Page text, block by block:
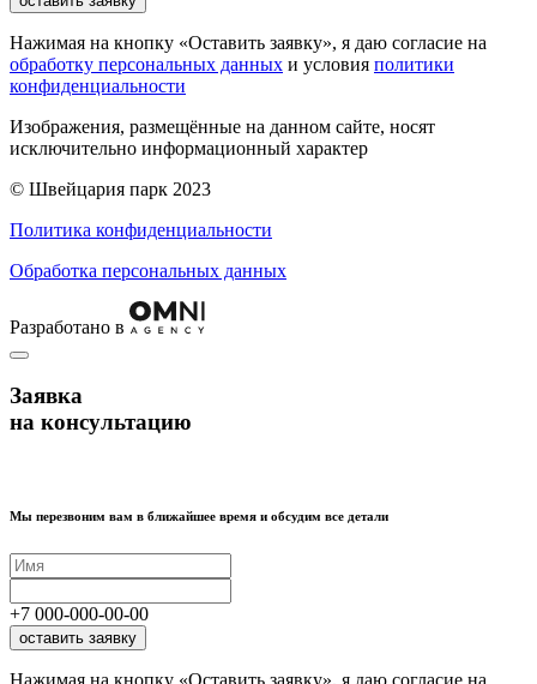
Нажимая на кнопку «Оставить заявку», я даю согласие на
обработку персональных данных и условия политики
конфиденциальности
Изображения, размещённые на данном сайте, носят
исключительно информационный характер
© Швейцария парк 2023
Политика конфиденциальности
Обработка персональных данных
Разработано в
Заявка
на консультацию
Мы перезвоним вам в ближайшее время и обсудим все детали
+7 000-000-00-00
оставить заявку